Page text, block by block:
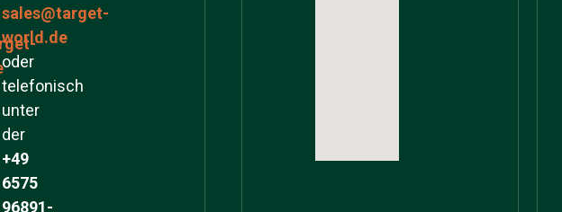
sales@target-
world.de
oder
telefonisch
unter
der
+49
6575
96891-